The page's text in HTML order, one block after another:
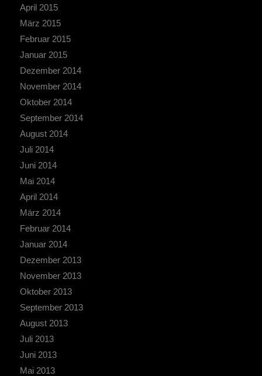
April 2015
März 2015
Februar 2015
Januar 2015
Dezember 2014
November 2014
Oktober 2014
September 2014
August 2014
Juli 2014
Juni 2014
Mai 2014
April 2014
März 2014
Februar 2014
Januar 2014
Dezember 2013
November 2013
Oktober 2013
September 2013
August 2013
Juli 2013
Juni 2013
Mai 2013